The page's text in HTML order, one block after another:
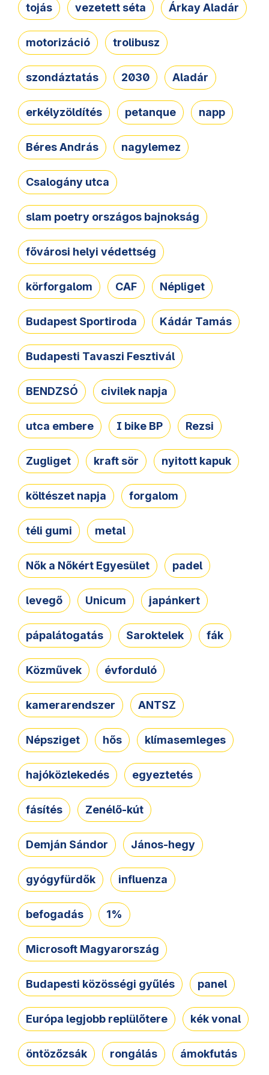
tojás vezetett séta Árkay Aladár
motorizáció trolibusz
szondáztatás 2030 Aladár
erkélyzöldítés petanque napp
Béres András nagylemez
Csalogány utca
slam poetry országos bajnokság
fővárosi helyi védettség
körforgalom CAF Népliget
Budapest Sportiroda Kádár Tamás
Budapesti Tavaszi Fesztivál
BENDZSÓ civilek napja
utca embere I bike BP Rezsi
Zugliget kraft sör nyitott kapuk
költészet napja forgalom
téli gumi metal
Nők a Nőkért Egyesület padel
levegő Unicum japánkert
pápalátogatás Saroktelek fák
Közművek évforduló
kamerarendszer ANTSZ
Népsziget hős klímasemleges
hajóközlekedés egyeztetés
fásítés Zenélő-kút
Demján Sándor János-hegy
gyógyfürdők influenza
befogadás 1%
Microsoft Magyarország
Budapesti közösségi gyűlés panel
Európa legjobb replülőtere kék vonal
öntözőzsák rongálás ámokfutás